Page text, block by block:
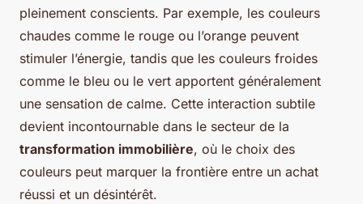
pleinement conscients. Par exemple, les couleurs
chaudes comme le rouge ou l’orange peuvent
stimuler l’énergie, tandis que les couleurs froides
comme le bleu ou le vert apportent généralement
une sensation de calme. Cette interaction subtile
devient incontournable dans le secteur de la
transformation immobilière, où le choix des
couleurs peut marquer la frontière entre un achat
réussi et un désintérêt.